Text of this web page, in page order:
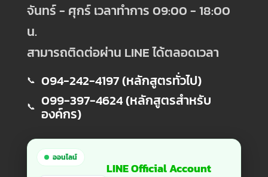
จันทร์ - ศุกร์ เวลาทำการ 09:00 - 18:00
น.
สามารถติดต่อผ่าน LINE ได้ตลอดเวลา
📞 094-242-4197 (หลักสูตรทั่วไป)
📞 099-397-4624 (หลักสูตรสำหรับ
องค์กร)
ออนไลน์
LINE Official Account